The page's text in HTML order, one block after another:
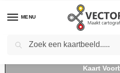
MENU
Home Kaarten - Topografische kaarten